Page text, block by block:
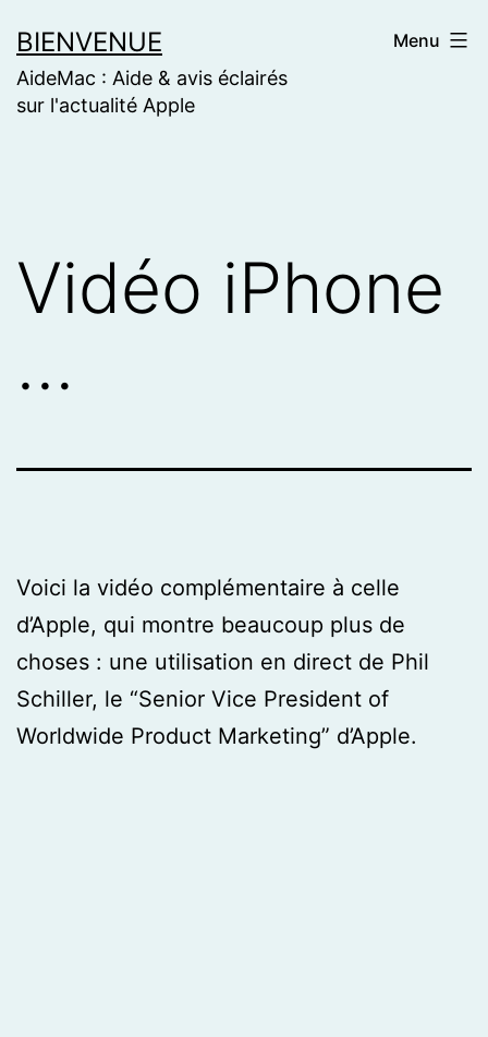
to
content
BIENVENUE
AideMac : Aide & avis éclairés
sur l'actualité Apple
Menu
Vidéo iPhone
…
Voici la vidéo complémentaire à celle
d’Apple, qui montre beaucoup plus de
choses : une utilisation en direct de Phil
Schiller, le “Senior Vice President of
Worldwide Product Marketing” d’Apple.